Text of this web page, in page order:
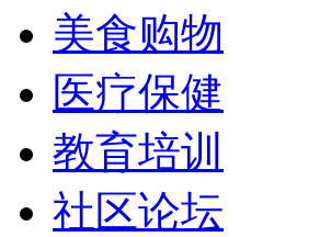
美食购物
医疗保健
教育培训
社区论坛